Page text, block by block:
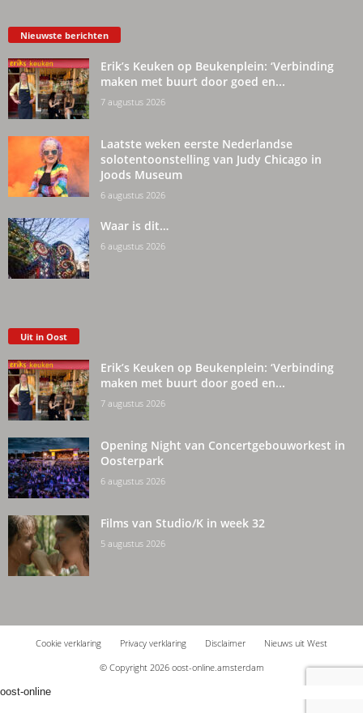
Nieuwste berichten
Erik’s Keuken op Beukenplein: ‘Verbinding
maken met buurt door goed en...
7 augustus 2026
Laatste weken eerste Nederlandse
solotentoonstelling van Judy Chicago in
Joods Museum
6 augustus 2026
Waar is dit…
6 augustus 2026
Uit in Oost
Erik’s Keuken op Beukenplein: ‘Verbinding
maken met buurt door goed en...
7 augustus 2026
Opening Night van Concertgebouworkest in
Oosterpark
6 augustus 2026
Films van Studio/K in week 32
5 augustus 2026
Cookie verklaring Privacy verklaring Disclaimer
Nieuws uit West
© Copyright 2026 oost-online.amsterdam
oost-online